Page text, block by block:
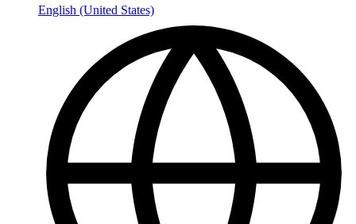
English (United States)